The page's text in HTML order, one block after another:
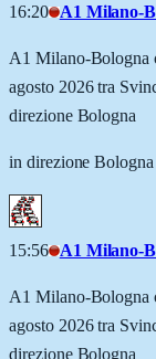
16:20 A1 Milano-
A1 Milano-Bologna
agosto 2026 tra
direzione Bologna
in direzione Bologna
15:56 A1 Milano-
A1 Milano-Bologna
agosto 2026 tra
direzione Bologna